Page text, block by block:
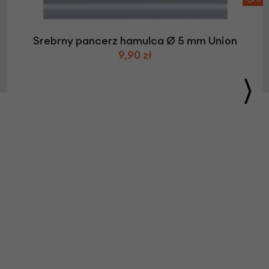
Srebrny pancerz hamulca Ø 5 mm Union
9,90 zł